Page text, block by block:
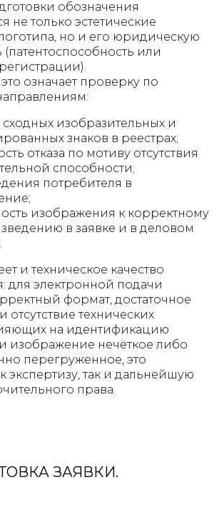
обозначения
не только эстетические
но и его юридическую
(патентоспособность или
означает проверку по
изобразительных и
знаков в реестрах;
отказа по мотиву отсутствия
способности;
потребителя в
изображения к корректному
в заявке и в деловом
и техническое качество
для электронной подачи
формат, достаточное
технических
на идентификацию
изображение нечёткое либо
перегруженное, это
экспертизу, так и дальнейшую
права.
ЗАЯВКИ.